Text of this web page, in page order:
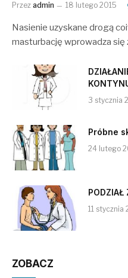
Przez admin 18 lutego 2015
Nasienie uzyskane drogą
masturbację wprowadza
3 stycznia
Próbne
24 lutego
PODZIAŁ
11 stycznia
ZOBACZ